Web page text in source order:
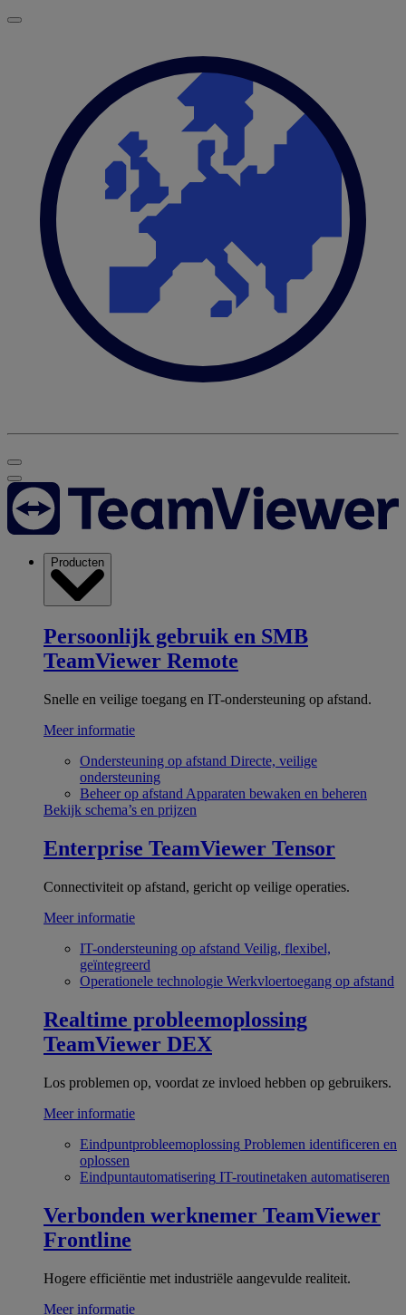
Producten
Persoonlijk gebruik en SMB
TeamViewer Remote
Snelle en veilige toegang en IT-ondersteuning op afstand.
Meer informatie
Ondersteuning op afstand Directe, veilige
ondersteuning
Beheer op afstand Apparaten bewaken en beheren
Bekijk schema’s en prijzen
Enterprise TeamViewer Tensor
Connectiviteit op afstand, gericht op veilige operaties.
Meer informatie
IT-ondersteuning op afstand Veilig, flexibel,
geïntegreerd
Operationele technologie Werkvloertoegang op afstand
Realtime probleemoplossing
TeamViewer DEX
Los problemen op, voordat ze invloed hebben op gebruikers.
Meer informatie
Eindpuntprobleemoplossing Problemen identificeren en
oplossen
Eindpuntautomatisering IT-routinetaken automatiseren
Verbonden werknemer TeamViewer
Frontline
Hogere efficiëntie met industriële aangevulde realiteit.
Meer informatie